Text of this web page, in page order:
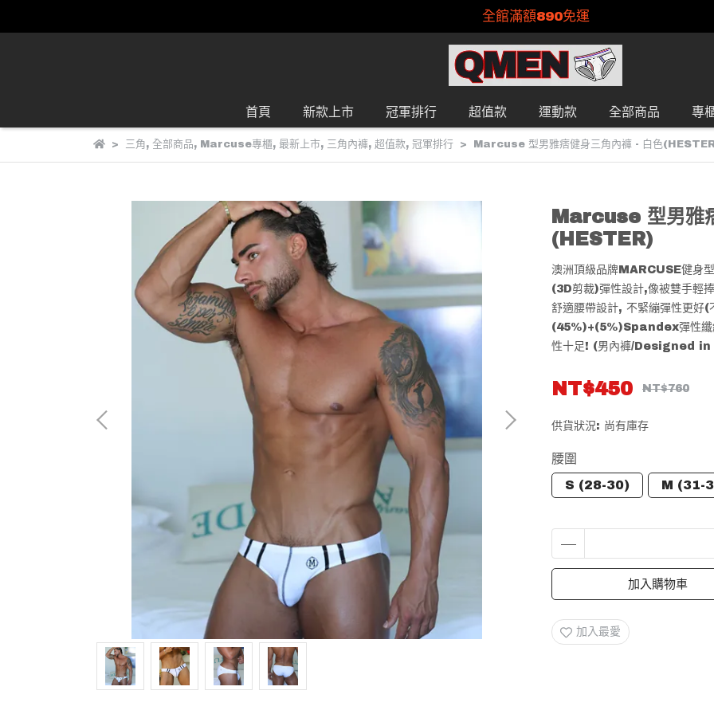
全館滿額890免運
首頁 新款上市 冠軍排行 超值款 運動款 全部商品 專
三角, 全部商品, Marcuse專櫃, 最新上市, 三角內褲, 超值款, 冠軍排行 Marcuse 型男雅痞健身三角內褲 - 白色
Marcuse 型男雅
(HESTER)
澳洲頂級品牌MARCUSE健身
(3D剪裁)彈性設計,像被雙手輕
舒適腰帶設計, 不緊繃彈性更
(45%)+(5%)Spandex彈性纖
性十足! (男內褲/Designed
NT$450 NT$760
供貨狀況: 尚有庫存
腰圍
S (28-30)
M (31-
加入購物車
加入最愛